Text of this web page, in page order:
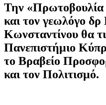
Την «Πρωτοβουλία
και τον γεωλόγο δρ
Κωνσταντίνου θα
Πανεπιστήμιο
το Βραβείο
και τον Πολιτισμό.